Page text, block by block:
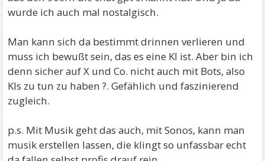
wurde ich auch mal nostalgisch.
Man kann sich da bestimmt drinnen verlieren und
muss ich bewußt sein, das es eine KI ist. Aber bin ich
denn sicher auf X und Co. nicht auch mit Bots, also
KIs zu tun zu haben ?. Gefählich und faszinierend
zugleich.
p.s. Mit Musik geht das auch, mit Sonos, kann man
musik erstellen lassen, die klingt so unfassbar echt